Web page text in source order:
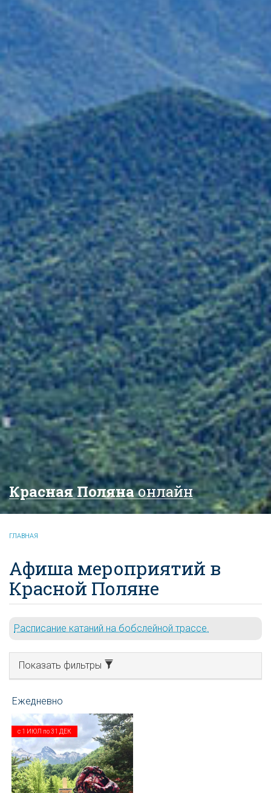
Красная Полянаонлайн
ГЛАВНАЯ
Афиша мероприятий в
Красной Поляне
Расписание катаний на бобслейной трассе.
Показать фильтры
с 1 ИЮЛ по31 ДЕК